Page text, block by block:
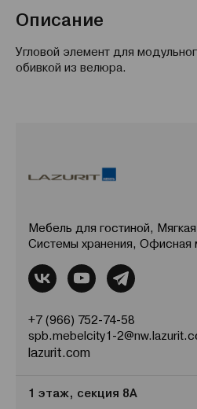
Описание
Угловой элемент для
обивкой из велюра.
Мебель для гостиной,
Системы хранения, Офисная
+7 (966) 752-74-58
spb.mebelcity1-
lazurit.com
1 этаж, секция 8А